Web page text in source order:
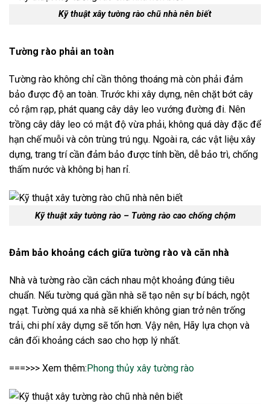
Kỹ thuật xây tường rào chũ nhà nên biết
Tường rào phải an toàn
Tường rào không chỉ cần thông thoáng mà còn phải đảm
bảo được độ an toàn. Trước khi xây dựng, nên chặt bớt cây
cỏ rậm rạp, phát quang cây dây leo vướng đường đi. Nên
trồng cây dây leo có mật độ vừa phải, không quá dày đặc để
hạn chế muỗi và côn trùng trú ngụ. Ngoài ra, các vật liệu xây
dựng, trang trí cần đảm bảo được tính bền, dễ bảo trì, chống
thấm nước và không bị han rỉ.
Kỹ thuật xây tường rào – Tường rào cao chống chộm
Đảm bảo khoảng cách giữa tường rào và căn nhà
Nhà và tường rào cần cách nhau một khoảng đúng tiêu
chuẩn. Nếu tường quá gần nhà sẽ tạo nên sự bí bách, ngột
ngạt. Tường quá xa nhà sẽ khiến không gian trở nên trống
trải, chi phí xây dựng sẽ tốn hơn. Vậy nên, Hãy lựa chọn và
cân đối khoảng cách sao cho hợp lý nhất.
===>>> Xem thêm:Phong thủy xây tường rào